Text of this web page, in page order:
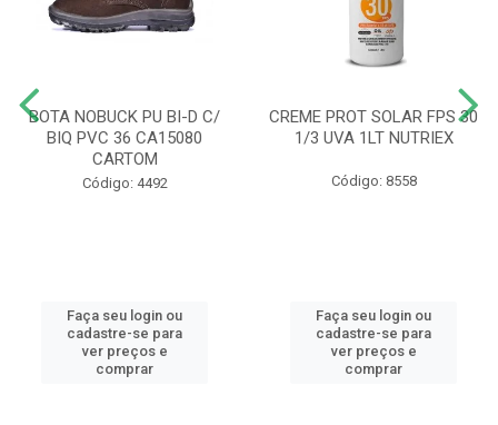
BOTA NOBUCK PU BI-D C/
BIQ PVC 36 CA15080
CARTOM
Código: 4492
Faça seu login ou
cadastre-se para
ver preços e
comprar
CREME PROT SOLAR FPS 30
1/3 UVA 1LT NUTRIEX
Código: 8558
Faça seu login ou
cadastre-se para
ver preços e
comprar